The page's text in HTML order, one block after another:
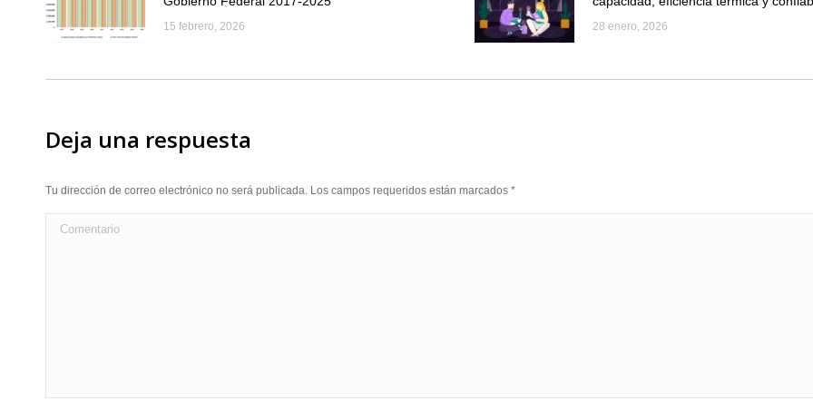
15 febrero, 2026 28 enero, 2026
Deja una respuesta
Tu dirección de correo electrónico no será publicada. Los campos requeridos están marcados *
Comentario